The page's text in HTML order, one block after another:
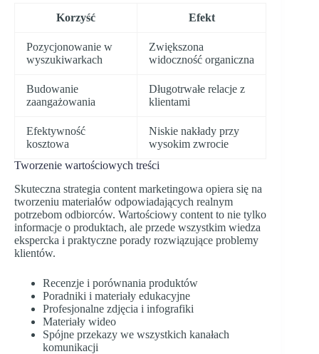
Korzyść Efekt
Pozycjonowanie w
wyszukiwarkach
Zwiększona
widoczność organiczna
Budowanie
zaangażowania
Długotrwałe relacje z
klientami
Efektywność
kosztowa
Niskie nakłady przy
wysokim zwrocie
Tworzenie wartościowych treści
Skuteczna strategia content marketingowa opiera się na
tworzeniu materiałów odpowiadających realnym
potrzebom odbiorców. Wartościowy content to nie tylko
informacje o produktach, ale przede wszystkim wiedza
ekspercka i praktyczne porady rozwiązujące problemy
klientów.
Recenzje i porównania produktów
Poradniki i materiały edukacyjne
Profesjonalne zdjęcia i infografiki
Materiały wideo
Spójne przekazy we wszystkich kanałach
komunikacji